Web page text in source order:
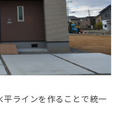
ラインを作ることで統一